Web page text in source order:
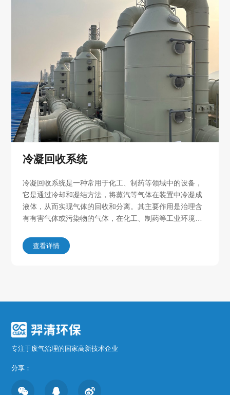
冷凝回收系统
冷凝回收系统是一种常用于化工、制药等领域中的设备，
它是通过冷却和凝结方法，将蒸汽等气体在装置中冷凝成
液体，从而实现气体的回收和分离。其主要作用是治理含
有有害气体或污染物的气体，在化工、制药等工业环境中
量使用物质的气态，这些气态物质在生产过程中会像污染
物一样同时带出来，如果没有对这些气体进行回收处理，
体在管道中流动时会带走大量热量，当管道温度降至其露
气体的回收。而对于化学制品等有害污染物，则需要在冷
凝回收系统中加入特定的溶液，通过化学反应消除它们的
毒性。
查看详情
专注于废气治理的国家高新技术企业
分享：